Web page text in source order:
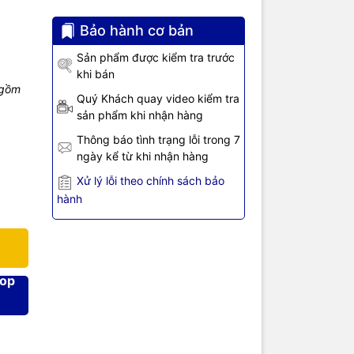
Bảo hành cơ bản
Sản phẩm được kiểm tra trước
khi bán
Quý Khách quay video kiểm tra
sản phẩm khi nhận hàng
Thông báo tình trạng lỗi trong 7
ngày kể từ khi nhận hàng
Xử lý lỗi theo chính sách bảo
hành
để cấp
hình
bạn có
và nhập
pháp tối